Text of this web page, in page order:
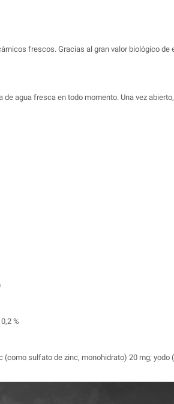
frescos. Gracias al gran valor biológico de
agua fresca en todo momento. Una vez
%
sulfato de zinc, monohidrato) 20 mg;